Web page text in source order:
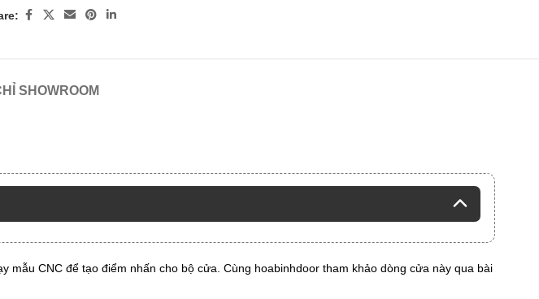
SHOWROOM
CNC để tạo điểm nhấn cho bộ cửa. Cùng hoabinhdoor tham khảo dòng cửa này qua bài